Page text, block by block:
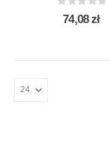
out of 5
74,08zł